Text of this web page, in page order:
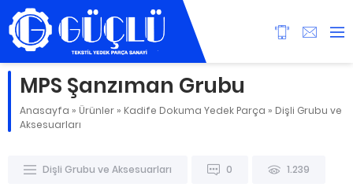
MPS Şanzıman Grubu
Anasayfa » Ürünler » Kadife Dokuma Yedek Parça » Dişli Grubu ve
Aksesuarları
Dişli Grubu ve Aksesuarları 0 1.239